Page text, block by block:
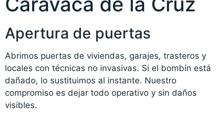
Apertura de puertas
Abrimos puertas de viviendas, garajes, trasteros y
locales con técnicas no invasivas. Si el bombín está
dañado, lo sustituimos al instante. Nuestro
compromiso es dejar todo operativo y sin daños
visibles.